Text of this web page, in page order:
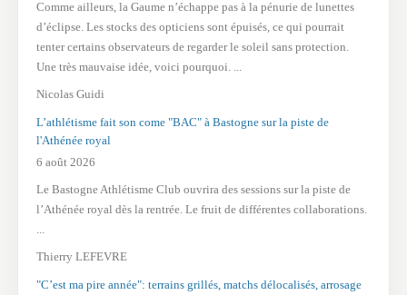
Comme ailleurs, la Gaume n’échappe pas à la pénurie de lunettes
d’éclipse. Les stocks des opticiens sont épuisés, ce qui pourrait
tenter certains observateurs de regarder le soleil sans protection.
Une très mauvaise idée, voici pourquoi. ...
Nicolas Guidi
L’athlétisme fait son come "BAC" à Bastogne sur la piste de
l'Athénée royal
6 août 2026
Le Bastogne Athlétisme Club ouvrira des sessions sur la piste de
l’Athénée royal dès la rentrée. Le fruit de différentes collaborations.
...
Thierry LEFEVRE
"C’est ma pire année": terrains grillés, matchs délocalisés, arrosage